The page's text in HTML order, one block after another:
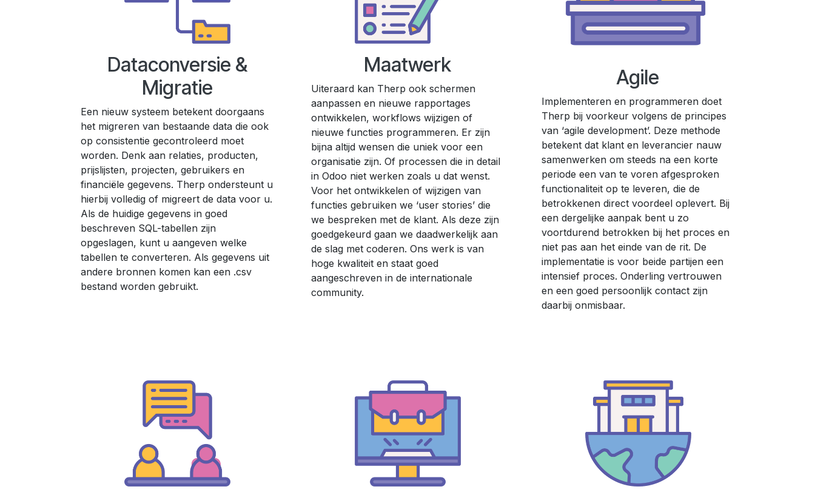
Dataconversie &
Migratie
Een nieuw systeem betekent doorgaans
het migreren van bestaande data die ook
op consistentie gecontroleerd moet
worden. Denk aan relaties, producten,
prijslijsten, projecten, gebruikers en
financiële gegevens. Therp ondersteunt u
hierbij volledig of migreert de data voor u.
Als de huidige gegevens in goed
beschreven SQL-tabellen zijn
opgeslagen, kunt u aangeven welke
tabellen te converteren. Als gegevens uit
andere bronnen komen kan een .csv
bestand worden gebruikt.
Maatwerk
Uiteraard kan Therp ook schermen
aanpassen en nieuwe rapportages
ontwikkelen, workflows wijzigen of
nieuwe functies programmeren. Er zijn
bijna altijd wensen die uniek voor een
organisatie zijn. Of processen die in detail
in Odoo niet werken zoals u dat wenst.
Voor het ontwikkelen of wijzigen van
functies gebruiken we ‘user stories’ die
we bespreken met de klant. Als deze zijn
goedgekeurd gaan we daadwerkelijk aan
de slag met coderen. Ons werk is van
hoge kwaliteit en staat goed
aangeschreven in de internationale
community.
e
Agile
Implementeren en programmeren doet
Therp bij voorkeur volgens de principes
van ‘agile development’. Deze methode
betekent dat klant en leverancier nauw
samenwerken om steeds na een korte
periode een van te voren afgesproken
functionaliteit op te leveren, die de
betrokkenen direct voordeel oplevert. Bij
een dergelijke aanpak bent u zo
voortdurend betrokken bij het proces en
niet pas aan het einde van de rit. De
implementatie is voor beide partijen een
intensief proces. Onderling vertrouwen
en een goed persoonlijk contact zijn
daarbij onmisbaar.